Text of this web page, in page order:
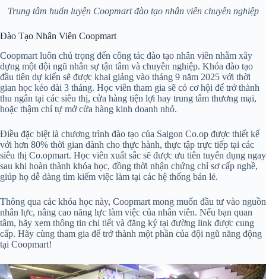
Trung tâm huấn luyện Coopmart đào tạo nhân viên chuyên nghiệp
Đào Tạo Nhân Viên Coopmart
Coopmart luôn chú trọng đến công tác đào tạo nhân viên nhằm xây
dựng một đội ngũ nhân sự tận tâm và chuyên nghiệp. Khóa đào tạo
đầu tiên dự kiến sẽ được khai giảng vào tháng 9 năm 2025 với thời
gian học kéo dài 3 tháng. Học viên tham gia sẽ có cơ hội để trở thành
thu ngân tại các siêu thị, cửa hàng tiện lợi hay trung tâm thương mại,
hoặc thậm chí tự mở cửa hàng kinh doanh nhỏ.
Điều đặc biệt là chương trình đào tạo của Saigon Co.op được thiết kế
với hơn 80% thời gian dành cho thực hành, thực tập trực tiếp tại các
siêu thị Co.opmart. Học viên xuất sắc sẽ được ưu tiên tuyển dụng ngay
sau khi hoàn thành khóa học, đồng thời nhận chứng chỉ sơ cấp nghề,
giúp họ dễ dàng tìm kiếm việc làm tại các hệ thống bán lẻ.
Thông qua các khóa học này, Coopmart mong muốn đầu tư vào nguồn
nhân lực, nâng cao năng lực làm việc của nhân viên. Nếu bạn quan
tâm, hãy xem thông tin chi tiết và đăng ký tại đường link được cung
cấp. Hãy cùng tham gia để trở thành một phần của đội ngũ năng động
tại Coopmart!